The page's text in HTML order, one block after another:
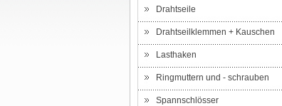
Drahtseile
Drahtseilklemmen + Kauschen
Lasthaken
Ringmuttern und - schrauben
Spannschlösser